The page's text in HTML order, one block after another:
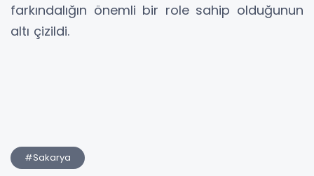
farkındalığın önemli bir role sahip olduğunun
altı çizildi.
#Sakarya